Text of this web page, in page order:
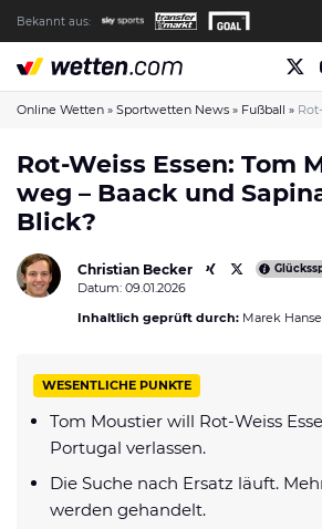
Bekannt aus:
Die wetten.com Redaktion
So bewerten wir die Anbieter
wetten.com auf Facebook
wetten.com auf YouTube
Spielsucht Hilfe & Prävention
Über Uns
Kontakt
Verantwortungsvolles Spielen
Glücksspiel-Regulierung in
Datenschutzerklärung
Shop
Online Wetten » Sportwetten News » Fußball »
Rot-Weiss Essen: Tom
weg – Baack und
Blick?
Christian Becker
Datum: 09.01.2026
Inhaltlich geprüft durch: Marek
WESENTLICHE PUNKTE
Tom Moustier will Rot-Weiss
Portugal verlassen.
Die Suche nach Ersatz läuft.
werden gehandelt.